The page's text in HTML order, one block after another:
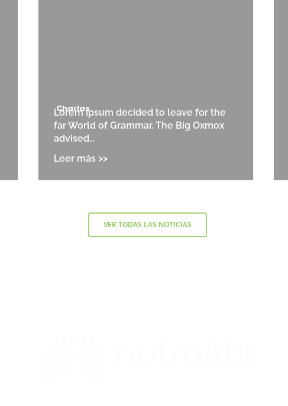
Charlas
Lorem Ipsum decided to leave for the
far World of Grammar. The Big Oxmox
advised…
VER TODAS LAS NOTICIAS